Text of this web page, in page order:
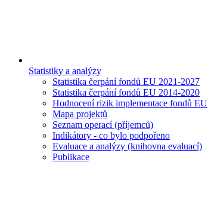
Statistiky a analýzy
Statistika čerpání fondů EU 2021-2027
Statistika čerpání fondů EU 2014-2020
Hodnocení rizik implementace fondů EU
Mapa projektů
Seznam operací (příjemců)
Indikátory - co bylo podpořeno
Evaluace a analýzy (knihovna evaluací)
Publikace